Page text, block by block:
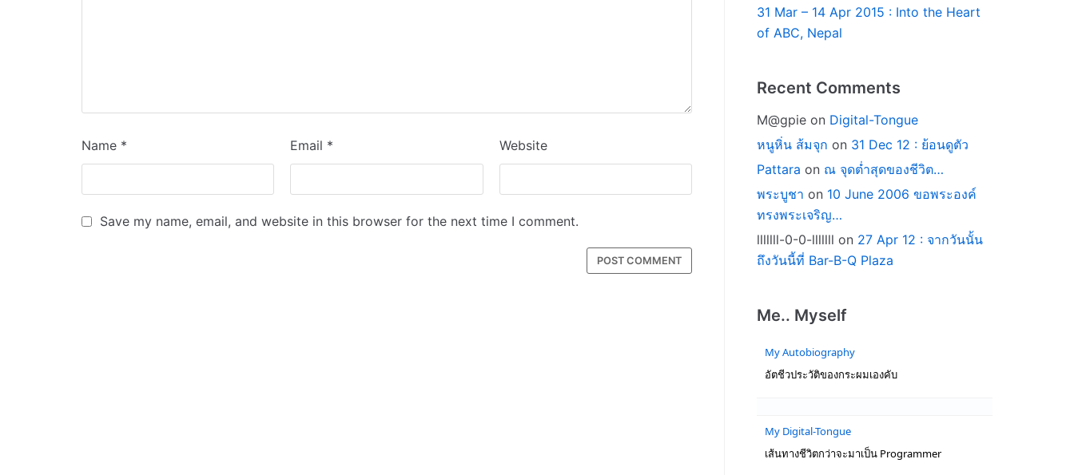
Name * Email * Website
Save my name, email, and website in this browser for the next time I comment.
31 Mar – 14 Apr 2015 : Into the Heart
of ABC, Nepal
Recent Comments
M@gpie on Digital-Tongue
หนูหิ่น ส้มจุก on 31 Dec 12 : ย้อนดูตัว
Pattara on ณ จุดต่ำสุดของชีวิต…
พระบูชา on 10 June 2006 ขอพระองค์
ทรงพระเจริญ…
lllllll-0-0-lllllll on 27 Apr 12 : จากวันนั้น
ถึงวันนี้ที่ Bar-B-Q Plaza
Me.. Myself
My Autobiography
อัตชีวประวัติของกระผมเองคับ
My Digital-Tongue
เส้นทางชีวิตกว่าจะมาเป็น Programmer